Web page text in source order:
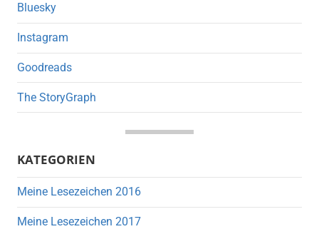
Bluesky
Instagram
Goodreads
The StoryGraph
KATEGORIEN
Meine Lesezeichen 2016
Meine Lesezeichen 2017